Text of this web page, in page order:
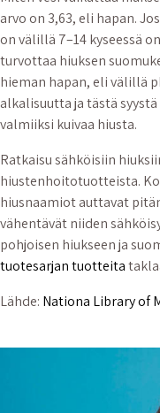
arvo on 3,63, eli hapan.
on välillä 7–14 kyseessä
turvottaa hiuksen
hieman hapan, eli välillä
alkalisuutta ja tästä
valmiiksi kuivaa hiusta.
Ratkaisu sähköisiin
hiustenhoitotuotteista.
hiusnaamiot auttavat
vähentävät niiden
pohjoisen hiukseen ja
tuotesarjan tuotteita
Lähde: Nationa Library of